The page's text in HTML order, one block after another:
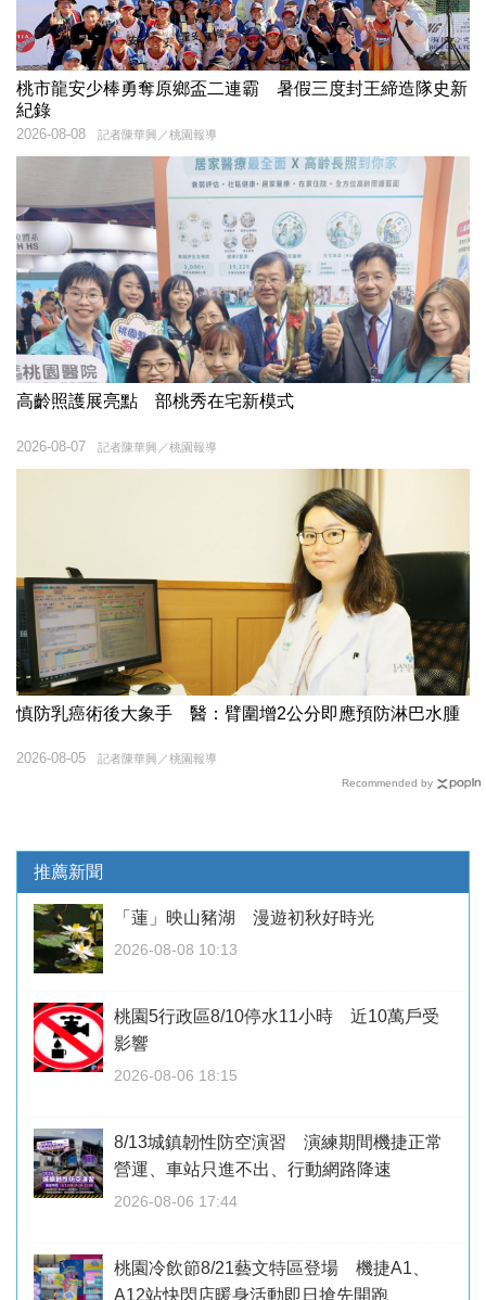
桃市龍安少棒勇奪原鄉盃二連霸 暑假三度封王締造隊史新
紀錄
記者陳華興／桃園報導
2026-08-08
高齡照護展亮點 部桃秀在宅新模式
記者陳華興／桃園報導
2026-08-07
慎防乳癌術後大象手 醫：臂圍增2公分即應預防淋巴水腫
記者陳華興／桃園報導
2026-08-05
Recommended by
推薦新聞
「蓮」映山豬湖 漫遊初秋好時光
2026-08-08 10:13
桃園5行政區8/10停水11小時 近10萬戶受
影響
2026-08-06 18:15
8/13城鎮韌性防空演習 演練期間機捷正常
營運、車站只進不出、行動網路降速
2026-08-06 17:44
桃園冷飲節8/21藝文特區登場 機捷A1、
A12站快閃店暖身活動即日搶先開跑